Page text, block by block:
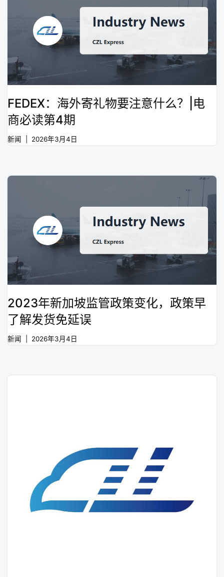
FEDEX：海外寄礼物要注意什么？|电
商必读第4期
新闻 2026年3月4日
2023年新加坡监管政策变化，政策早
了解发货免延误
新闻 2026年3月4日